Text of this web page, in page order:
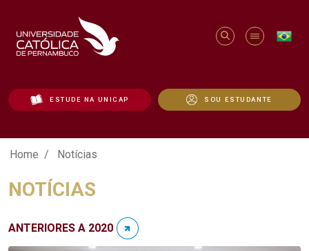
ESTUDE NA UNICAP SOU ESTUDANTE
Notícias - Unicap
Home Notícias
NOTÍCIAS
ANTERIORES A 2020